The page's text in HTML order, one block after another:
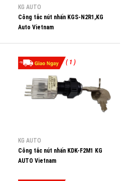
KG AUTO
Công tắc nút nhấn KGS-N2R1,KG
Auto Vietnam
( 1 )
KG AUTO
Công tắc nút nhấn KDK-F2M1 KG
AUTO Vietnam